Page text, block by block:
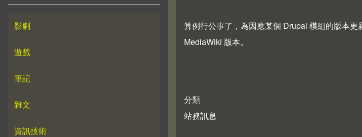
影劇
遊戲
筆記
雜文
資訊技術
算例行公事了，為因應某個 Drupal 模組的版本
MediaWiki 版本。
分類
站務訊息